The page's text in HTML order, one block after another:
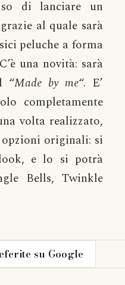
di lanciare un
al quale sarà
peluche a forma
una novità: sarà
“Made by me“. E’
completamente
volta realizzato,
opzioni originali: si
e lo si potrà
Bells, Twinkle
su Google